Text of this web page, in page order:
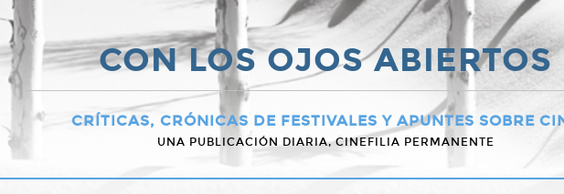
CON LOS OJOS ABIERTOS
CRÍTICAS, CRÓNICAS DE FESTIVALES Y APUNTES SOBRE
UNA PUBLICACIÓN DIARIA, CINEFILIA PERMANENTE